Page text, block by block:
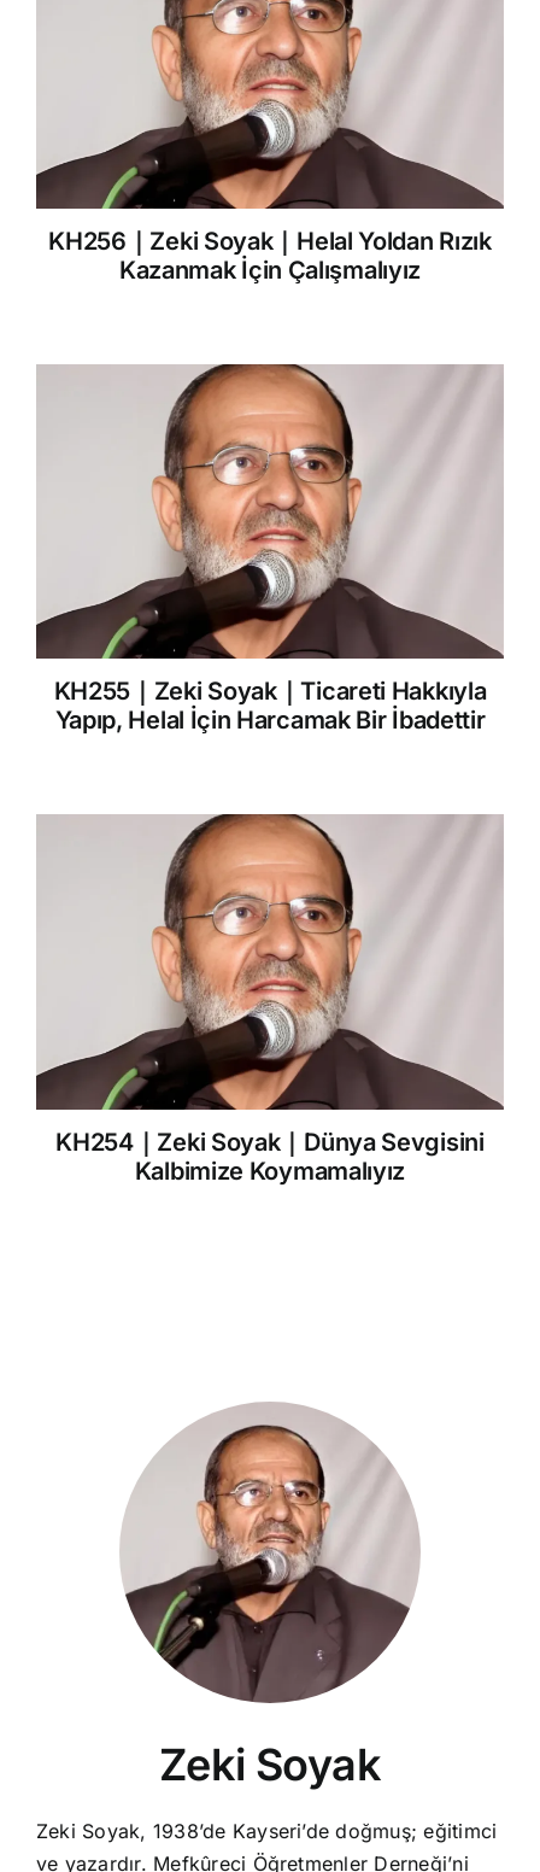
KH256｜Zeki Soyak｜Helal Yoldan Rızık
Kazanmak İçin Çalışmalıyız
KH255｜Zeki Soyak｜Ticareti Hakkıyla
Yapıp, Helal İçin Harcamak Bir İbadettir
KH254｜Zeki Soyak｜Dünya Sevgisini
Kalbimize Koymamalıyız
Zeki Soyak
Zeki Soyak, 1938’de Kayseri’de doğmuş; eğitimci
ve yazardır. Mefkûreci Öğretmenler Derneği’ni